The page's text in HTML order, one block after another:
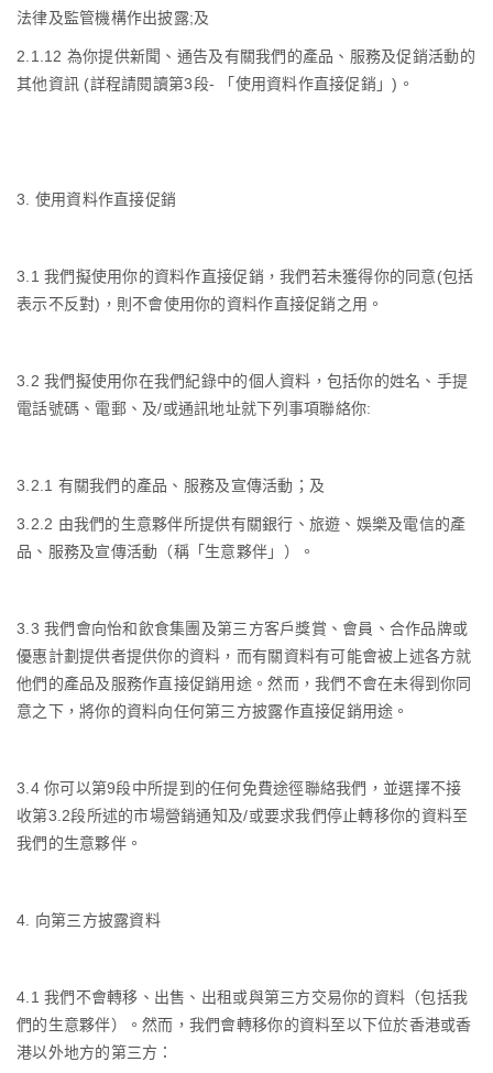
法律及監管機構作出披露;及
2.1.12 為你提供新聞、通告及有關我們的產品、服務及促銷活動的
其他資訊 (詳程請閱讀第3段- 「使用資料作直接促銷」) 。
3. 使用資料作直接促銷
3.1我們擬使用你的資料作直接促銷，我們若未獲得你的同意(包括
表示不反對) ，則不會使用你的資料作直接促銷之用。
3.2我們擬使用你在我們紀錄中的個人資料，包括你的姓名、手提
電話號碼、電郵、及/或通訊地址就下列事項聯絡你:
3.2.1 有關我們的產品、服務及宣傳活動；及
3.2.2 由我們的生意夥伴所提供有關銀行、旅遊、娛樂及電信的產
品、服務及宣傳活動（稱「生意夥伴」）。
3.3我們會向怡和飲食集團及第三方客戶獎賞、會員、合作品牌或
優惠計劃提供者提供你的資料，而有關資料有可能會被上述各方就
他們的產品及服務作直接促銷用途。然而，我們不會在未得到你同
意之下，將你的資料向任何第三方披露作直接促銷用途。
3.4你可以第9段中所提到的任何免費途徑聯絡我們，並選擇不接
收第3.2段所述的市場營銷通知及/或要求我們停止轉移你的資料至
我們的生意夥伴。
4. 向第三方披露資料
4.1我們不會轉移、出售、出租或與第三方交易你的資料（包括我
們的生意夥伴）。然而，我們會轉移你的資料至以下位於香港或香
港以外地方的第三方：